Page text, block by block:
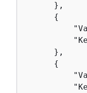
      },
{
      },
{